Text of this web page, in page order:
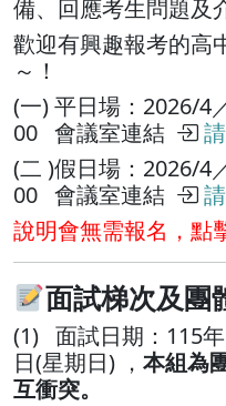
備、回應考生問題及
歡迎有興趣報考的高
～！
(一) 平日場：2026/4
00 會議室連結
(二 )假日場：2026/4
00 會議室連結
說明會無需報名，點
面試梯次及團
(1) 面試日期：115
日(星期日) ， 本組為
互衝突。